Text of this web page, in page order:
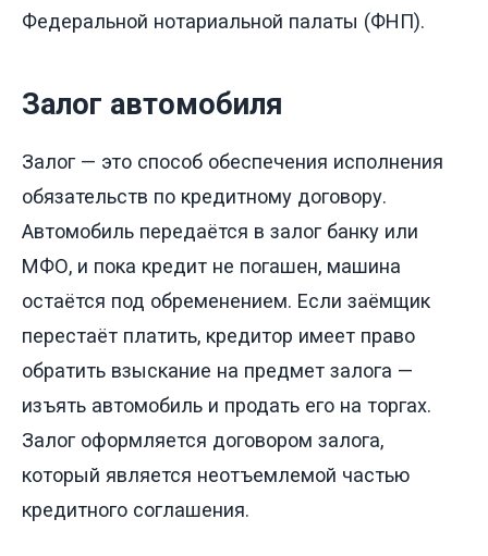
Федеральной нотариальной палаты (ФНП).
Залог автомобиля
Залог — это способ обеспечения исполнения
обязательств по кредитному договору.
Автомобиль передаётся в залог банку или
МФО, и пока кредит не погашен, машина
остаётся под обременением. Если заёмщик
перестаёт платить, кредитор имеет право
обратить взыскание на предмет залога —
изъять автомобиль и продать его на торгах.
Залог оформляется договором залога,
который является неотъемлемой частью
кредитного соглашения.